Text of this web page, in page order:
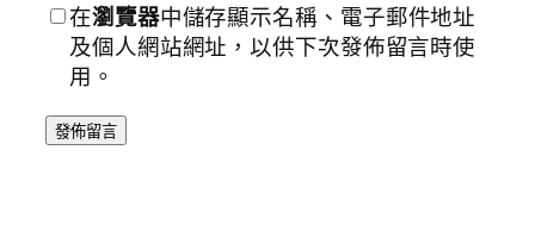
在瀏覽器中儲存顯示名稱、電子郵件地址
及個人網站網址，以供下次發佈留言時使
用。